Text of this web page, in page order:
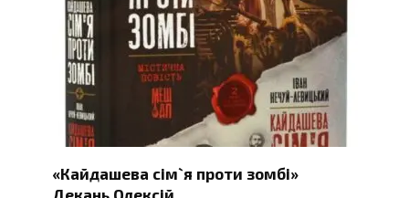
«Кайдашева сім`я проти зомбі»
Декань Олексій